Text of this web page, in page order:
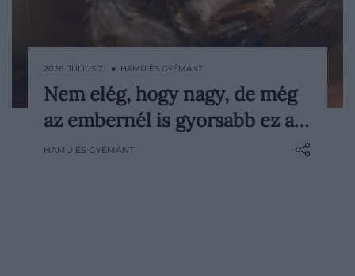
Egy friss kutatás szerint egy ausztráliai
vadászpók lehet a világ leggyorsabban
futó pókja: majdnem 3,6 métert tett meg
2026. JÚLIUS 7. ● HAMU ÉS GYÉMÁNT
Nem elég, hogy nagy, de még
az embernél is gyorsabb ez a…
HAMU ÉS GYÉMÁNT